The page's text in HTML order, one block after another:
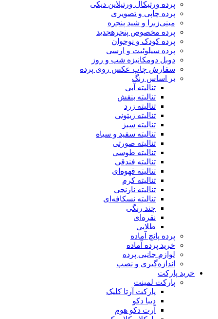
پرده ورتیکال ورتیلاین دیکی
پرده چاپی و تصویری
مینی‌زبرا و شید پنجره
پرده مخصوص پنجرهجدید
پرده کودک و نوجوان
پرده سیلوئیت و ارسی
دوبل دومکانیزه شب و روز
سفارش چاپ عکس روی پرده
بر اساس رنگ
تنالیته آبی
تنالیته بنفش
تنالیته زرد
تنالیته زیتونی
تنالیته سبز
تنالیته سفید و سیاه
تنالیته صورتی
تنالیته طوسی
تنالیته فندقی
تنالیته قهوه‌ای
تنالیته کرم
تنالیته نارنجی
تنالیته نسکافه‌ای
چند رنگی
نقره‌ای
طلایی
پرده پانچ آماده
خرید پرده آماده
لوازم جانبی پرده
اندازه‌گیری و نصب
خرید پارکت
پارکت لمینت
پارکت آرتا کلیک
دیبا دکو
آرت دکو هوم